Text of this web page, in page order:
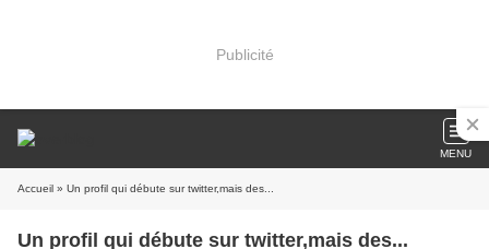
Publicité
MENU
Accueil » Un profil qui débute sur twitter,mais des...
Un profil qui débute sur twitter,mais des...